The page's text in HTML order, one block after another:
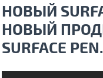
НОВЫЙ
НОВЫЙ
SURFACE PEN.